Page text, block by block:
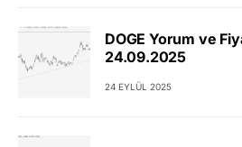
DOGE Yorum ve
24.09.2025
24 EYLÜL 2025